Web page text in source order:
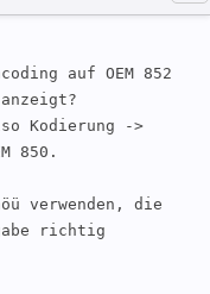
auf OEM 852
Kodierung ->
850.
verwenden, die
richtig